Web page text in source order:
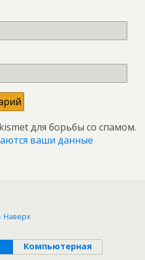
для борьбы со спамом.
ваши данные
Наверх
Компьютерная